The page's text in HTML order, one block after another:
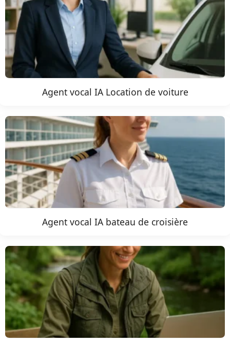
Agent vocal IA Location de voiture
Agent vocal IA bateau de croisière